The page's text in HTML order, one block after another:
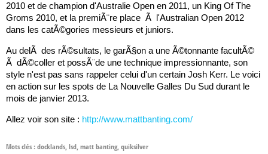
2010 et de champion d'Australie Open en 2011, un King Of The
Groms 2010, et la premiÃ¨re place Ã l'Australian Open 2012
dans les catÃ©gories messieurs et juniors.
Au delÃ des rÃ©sultats, le garÃ§on a une Ã©tonnante facultÃ©
Ã dÃ©coller et possÃ¨de une technique impressionnante, son
style n'est pas sans rappeler celui d'un certain Josh Kerr. Le voici
en action sur les spots de La Nouvelle Galles Du Sud durant le
mois de janvier 2013.
Allez voir son site : http://www.mattbanting.com/
Mots clés :docklands,lsd,matt banting,quiksilver